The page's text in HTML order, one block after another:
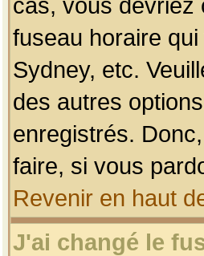
fuseau horaire
Sydney, etc.
des autres
enregistrés.
faire, si vous
Revenir en haut
J'ai changé le